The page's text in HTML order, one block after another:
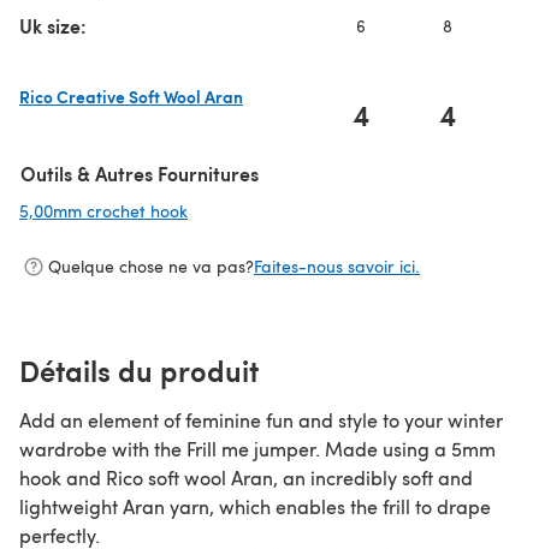
Uk size: 6 8
Rico Creative Soft Wool Aran
4 4
Outils & Autres Fournitures
5,00mm crochet hook
Quelque chose ne va pas?Faites-nous savoir ici.
Détails du produit
Add an element of feminine fun and style to your winter
wardrobe with the Frill me jumper. Made using a 5mm
hook and Rico soft wool Aran, an incredibly soft and
lightweight Aran yarn, which enables the frill to drape
perfectly.